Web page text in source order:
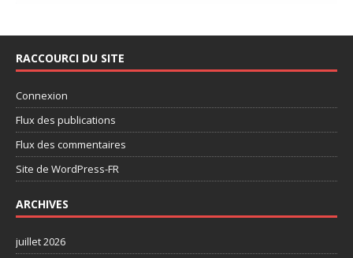
RACCOURCI DU SITE
Connexion
Flux des publications
Flux des commentaires
Site de WordPress-FR
ARCHIVES
juillet 2026